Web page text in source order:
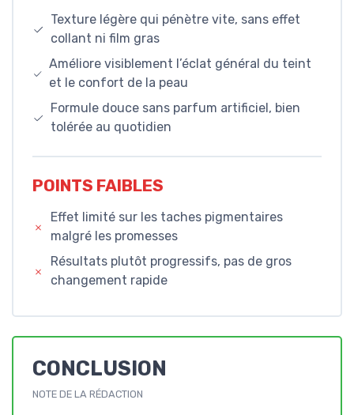
Texture légère qui pénètre vite, sans effet
collant ni film gras
Améliore visiblement l’éclat général du teint
et le confort de la peau
Formule douce sans parfum artificiel, bien
tolérée au quotidien
POINTS FAIBLES
Effet limité sur les taches pigmentaires
malgré les promesses
Résultats plutôt progressifs, pas de gros
changement rapide
CONCLUSION
NOTE DE LA RÉDACTION